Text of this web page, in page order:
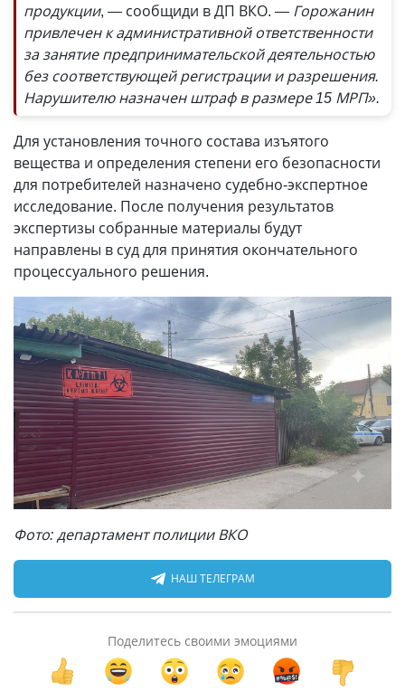
продукции, — сообщиди в ДП ВКО. — Горожанин
привлечен к административной ответственности
за занятие предпринимательской деятельностью
без соответствующей регистрации и разрешения.
Нарушителю назначен штраф в размере 15 МРП».
Для установления точного состава изъятого
вещества и определения степени его безопасности
для потребителей назначено судебно-экспертное
исследование. После получения результатов
экспертизы собранные материалы будут
направлены в суд для принятия окончательного
процессуального решения.
Фото: департамент полиции ВКО
НАШ ТЕЛЕГРАМ
Поделитесь своими эмоциями